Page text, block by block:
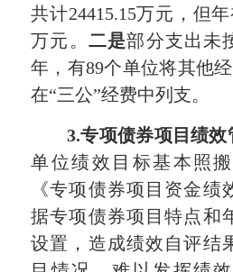
共计24415.15万元，但
万元。 二是部分支出未
年，有89个单位将其他
在“三公”经费中列支。
3.专项债券项目绩效
单位绩效目标基本照
《专项债券项目资金绩
据专项债券项目特点和
设置，造成绩效自评结